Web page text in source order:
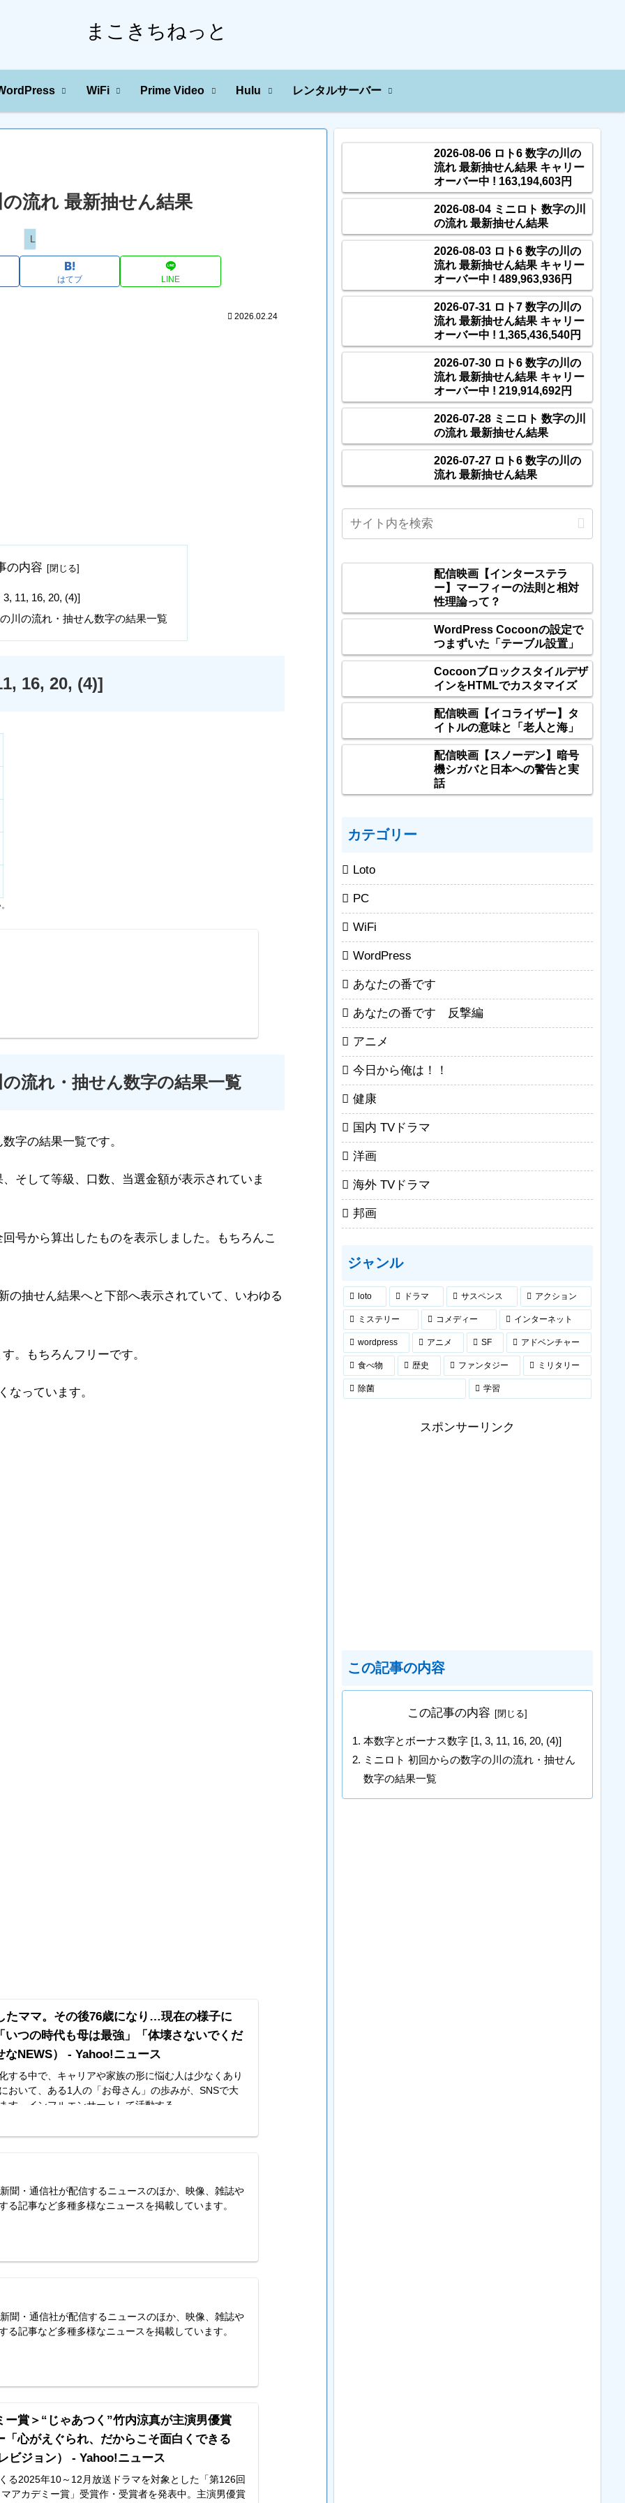
まこきちねっと
WiFi Prime Video Hulu レンタルサーバー
流れ 最新抽せん結果
Loto
はてブ LINE
2026.02.24
の内容
11, 16, 20, (4)]
川の流れ・抽せん数字の結果一覧
16, 20, (4)]
流れ・抽せん数字の結果一覧
字の結果一覧です。
そして等級、口数、当選金額が表示されていま
号から算出したものを表示しました。もちろんこ
の抽せん結果へと下部へ表示されていて、いわゆる
。もちろんフリーです。
なっています。
たママ。その後76歳になり…現在の様子に
いつの時代も母は最強」「体壊さないでくだ
なNEWS） - Yahoo!ニュース
する中で、キャリアや家族の形に悩む人は少なくあり
おいて、ある1人の「お母さん」の歩みが、SNSで大
す。インフルエンサーとして活動する
聞・通信社が配信するニュースのほか、映像、雑誌や
る記事など多種多様なニュースを掲載しています。
聞・通信社が配信するニュースのほか、映像、雑誌や
る記事など多種多様なニュースを掲載しています。
ー賞＞“じゃあつく”竹内涼真が主演男優賞
「心がえぐられ、だからこそ面白くできる
ビジョン） - Yahoo!ニュース
る2025年10～12月放送ドラマを対象とした「第126回
アカデミー賞」受賞作・受賞者を発表中。主演男優賞
2026-08-06 ロト6 数字の川の
流れ 最新抽せん結果 キャリー
オーバー中 ! 163,194,603円
2026-08-04 ミニロト 数字の川
の流れ 最新抽せん結果
2026-08-03 ロト6 数字の川の
流れ 最新抽せん結果 キャリー
オーバー中 ! 489,963,936円
2026-07-31 ロト7 数字の川の
流れ 最新抽せん結果 キャリー
オーバー中 ! 1,365,436,540円
2026-07-30 ロト6 数字の川の
流れ 最新抽せん結果 キャリー
オーバー中 ! 219,914,692円
2026-07-28 ミニロト 数字の川
の流れ 最新抽せん結果
2026-07-27 ロト6 数字の川の
流れ 最新抽せん結果
配信映画【インターステラ
ー】マーフィーの法則と相対
性理論って？
WordPress Cocoonの設定で
つまずいた「テーブル設置」
Cocoonブロックスタイルデザ
インをHTMLでカスタマイズ
配信映画【イコライザー】タ
イトルの意味と「老人と海」
配信映画【スノーデン】暗号
機シガバと日本への警告と実
話
カテゴリー
Loto
PC
WiFi
WordPress
あなたの番です
あなたの番です 反撃編
アニメ
今日から俺は！！
健康
国内 TVドラマ
洋画
海外 TVドラマ
邦画
ジャンル
loto ドラマ サスペンス アクション
ミステリー コメディー インターネット
wordpress アニメ SF アドベンチャー
食べ物 歴史 ファンタジー ミリタリー
除菌 学習
スポンサーリンク
この記事の内容
この記事の内容
本数字とボーナス数字 [1, 3, 11, 16, 20, (4)]
ミニロト 初回からの数字の川の流れ・抽せん
数字の結果一覧